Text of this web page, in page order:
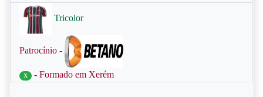
Tricolor
Patrocínio -
X - Formado em Xerém